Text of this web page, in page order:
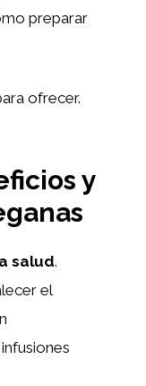
preparar
ofrecer.
y
salud.
el